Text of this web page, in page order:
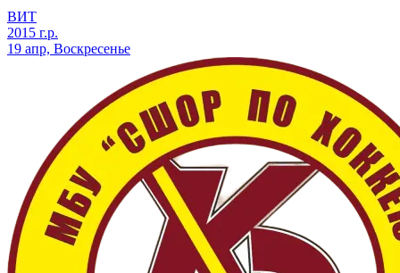
ВИТ
2015 г.р.
19 апр, Воскресенье